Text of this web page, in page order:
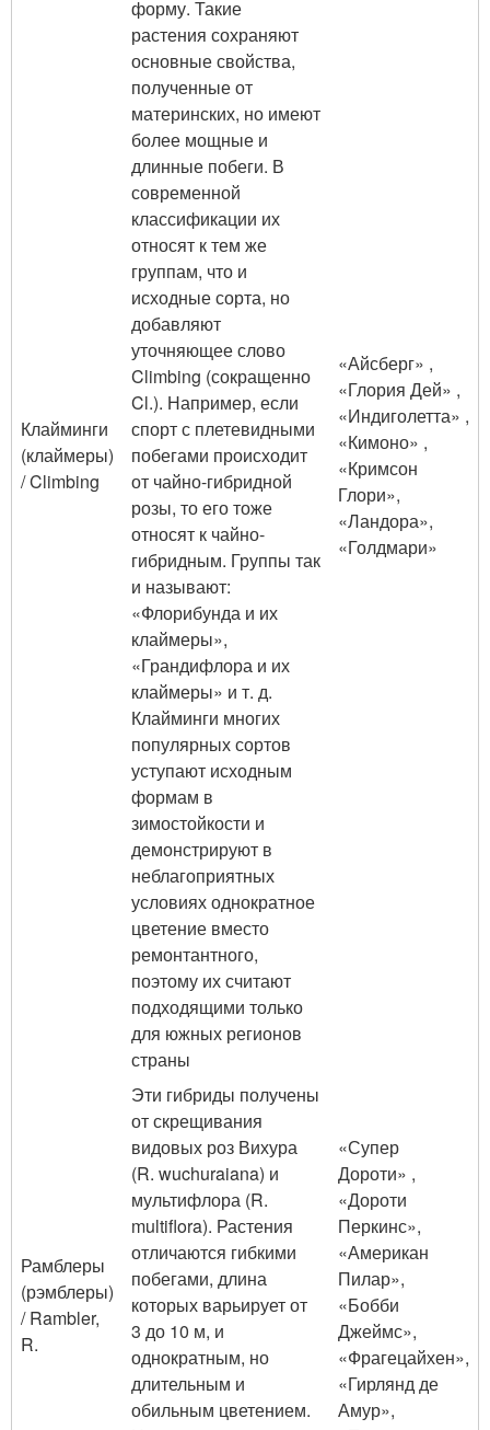
Клайминги
(клаймеры)
/ Climbing
форму. Такие
растения сохраняют
основные свойства,
полученные от
материнских, но имеют
более мощные и
длинные побеги. В
современной
классификации их
относят к тем же
группам, что и
исходные сорта, но
добавляют
уточняющее слово
Climbing (сокращенно
Cl.). Например, если
спорт с плетевидными
побегами происходит
от чайно-гибридной
розы, то его тоже
относят к чайно-
гибридным. Группы так
и называют:
«Флорибунда и их
клаймеры»,
«Грандифлора и их
клаймеры» и т. д.
Клайминги многих
популярных сортов
уступают исходным
формам в
зимостойкости и
демонстрируют в
неблагоприятных
условиях однократное
цветение вместо
ремонтантного,
поэтому их считают
подходящими только
для южных регионов
страны
«Айсберг» ,
«Глория Дей» ,
«Индиголетта» ,
«Кимоно» ,
«Кримсон
Глори»,
«Ландора»,
«Голдмари»
Рамблеры
(рэмблеры)
/ Rambler,
R.
Эти гибриды получены
от скрещивания
видовых роз Вихура
(R. wuchuraiana) и
мультифлора (R.
multiflora). Растения
отличаются гибкими
побегами, длина
которых варьирует от
3 до 10 м, и
однократным, но
длительным и
обильным цветением.
«Супер
Дороти» ,
«Дороти
Перкинс»,
«Американ
Пилар»,
«Бобби
Джеймс»,
«Фрагецайхен»,
«Гирлянд де
Амур»,